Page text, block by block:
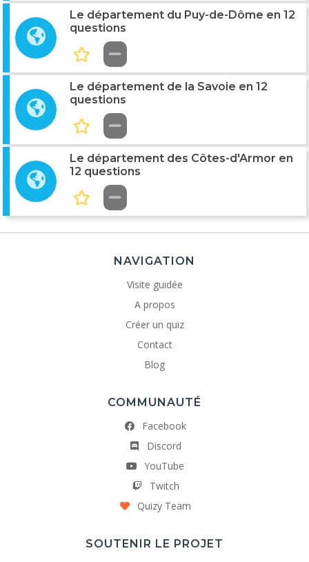
Le département du Puy-de-Dôme en 12
questions
Le département de la Savoie en 12
questions
Le département des Côtes-d'Armor en
12 questions
NAVIGATION
Visite guidée
A propos
Créer un quiz
Contact
Blog
COMMUNAUTÉ
Facebook
Discord
YouTube
Twitch
Quizy Team
SOUTENIR LE PROJET